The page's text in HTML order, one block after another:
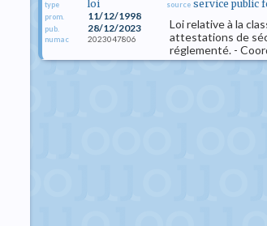
type loi
prom. 11/12/1998
pub. 28/12/2023
numac 2023047806
source service public
Loi relative à la
attestations de
réglementé. -